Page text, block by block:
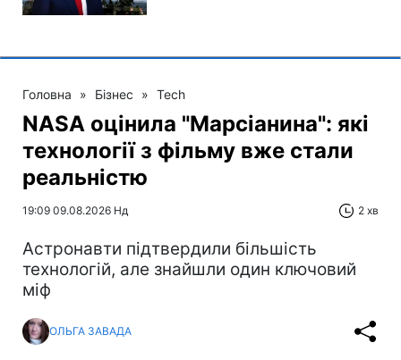
Головна » Бізнес » Tech
NASA оцінила "Марсіанина": які
технології з фільму вже стали
реальністю
19:09 09.08.2026 Нд 2 хв
Астронавти підтвердили більшість
технологій, але знайшли один ключовий
міф
ОЛЬГА ЗАВАДА